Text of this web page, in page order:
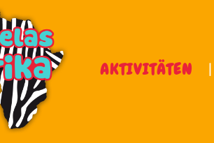
AKTIVITÄTEN